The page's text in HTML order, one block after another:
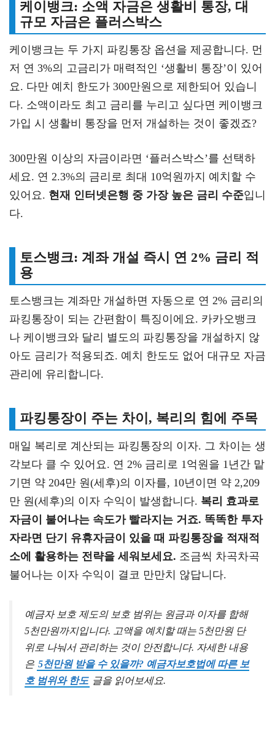
케이뱅크: 소액 자금은 생활비 통장, 대
규모 자금은 플러스박스
케이뱅크는 두 가지 파킹통장 옵션을 제공합니다. 먼
저 연 3%의 고금리가 매력적인 ‘생활비 통장’이 있어
요. 다만 예치 한도가 300만원으로 제한되어 있습니
다. 소액이라도 최고 금리를 누리고 싶다면 케이뱅크
가입 시 생활비 통장을 먼저 개설하는 것이 좋겠죠?
300만원 이상의 자금이라면 ‘플러스박스’를 선택하
세요. 연 2.3%의 금리로 최대 10억원까지 예치할 수
있어요. 현재 인터넷은행 중 가장 높은 금리 수준입니
다.
토스뱅크: 계좌 개설 즉시 연 2% 금리 적
용
토스뱅크는 계좌만 개설하면 자동으로 연 2% 금리의
파킹통장이 되는 간편함이 특징이에요. 카카오뱅크
나 케이뱅크와 달리 별도의 파킹통장을 개설하지 않
아도 금리가 적용되죠. 예치 한도도 없어 대규모 자금
관리에 유리합니다.
파킹통장이 주는 차이, 복리의 힘에 주목
매일 복리로 계산되는 파킹통장의 이자. 그 차이는 생
각보다 클 수 있어요. 연 2% 금리로 1억원을 1년간 맡
기면 약 204만 원(세후)의 이자를, 10년이면 약 2,209
만 원(세후)의 이자 수익이 발생합니다. 복리 효과로
자금이 불어나는 속도가 빨라지는 거죠. 똑똑한 투자
자라면 단기 유휴자금이 있을 때 파킹통장을 적재적
소에 활용하는 전략을 세워보세요. 조금씩 차곡차곡
불어나는 이자 수익이 결코 만만치 않답니다.
예금자 보호 제도의 보호 범위는 원금과 이자를 합해
5천만원까지입니다. 고액을 예치할 때는 5천만원 단
위로 나눠서 관리하는 것이 안전합니다. 자세한 내용
은 5천만원 받을 수 있을까? 예금자보호법에 따른 보
호 범위와 한도 글을 읽어보세요.